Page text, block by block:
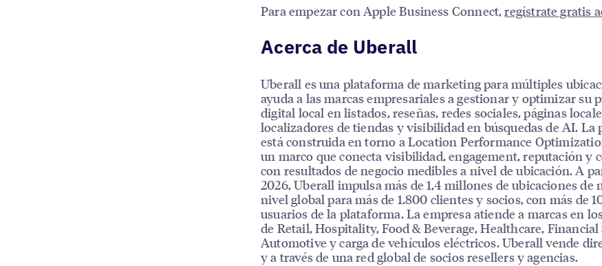
Para empezar con Apple Business Connect,regístrate gratis
Acerca de Uberall
Uberall es una plataforma de marketing para múltiples
ayuda a las marcas empresariales a gestionar y optimizar su
digital local en listados, reseñas, redes sociales, páginas
localizadores de tiendas y visibilidad en búsquedas de AI. La
está construida en torno a Location Performance
un marco que conecta visibilidad, engagement, reputación y
con resultados de negocio medibles a nivel de ubicación. A
2026, Uberall impulsa más de 1,4 millones de ubicaciones de
nivel global para más de 1.800 clientes y socios, con más de
usuarios de la plataforma. La empresa atiende a marcas en
de Retail, Hospitality, Food & Beverage, Healthcare, Financial
Automotive y carga de vehículos eléctricos. Uberall vende
y a través de una red global de socios resellers y agencias.